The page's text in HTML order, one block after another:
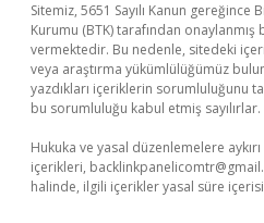
Sitemiz, 5651 Sayılı Kanun
Kurumu (BTK) tarafından onaylanmış
vermektedir. Bu nedenle, sitedeki
veya araştırma yükümlülüğümüz
yazdıkları içeriklerin sorumluluğunu
bu sorumluluğu kabul etmiş sayılırlar.
Hukuka ve yasal düzenlemelere
içerikleri,
halinde, ilgili içerikler yasal süre